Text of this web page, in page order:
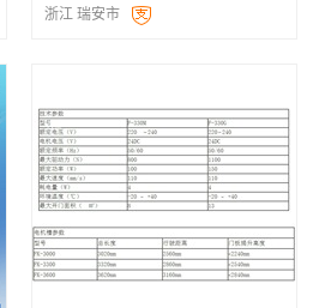
浙江 瑞安市